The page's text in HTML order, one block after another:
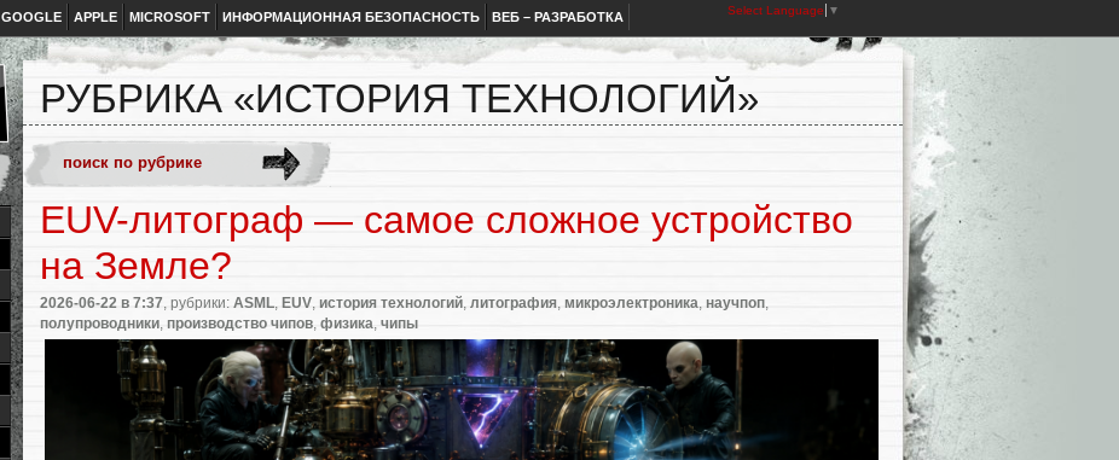
GOOGLE APPLE MICROSOFT ИНФОРМАЦИОННАЯ БЕЗОПАСНОСТЬ ВЕБ – РАЗРАБОТКА Select Language ▼
РУБРИКА «ИСТОРИЯ ТЕХНОЛОГИЙ»
EUV-литограф — самое сложное устройство
на Земле?
2026-06-22 в 7:37 , рубрики: ASML EUV история технологий литография микроэлектроника научпоп
полупроводники производство чипов физика чипы